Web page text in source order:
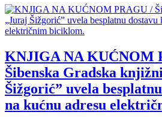
KNJIGA NA KUĆNOM
Šibenska Gradska
Šižgorić” uvela
na kućnu adresu